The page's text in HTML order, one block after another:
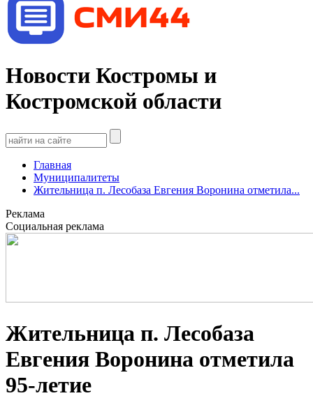
Новости Костромы и
Костромской области
Главная
Муниципалитеты
Жительница п. Лесобаза Евгения Воронина отметила...
Реклама
Социальная реклама
Жительница п. Лесобаза
Евгения Воронина отметила
95-летие